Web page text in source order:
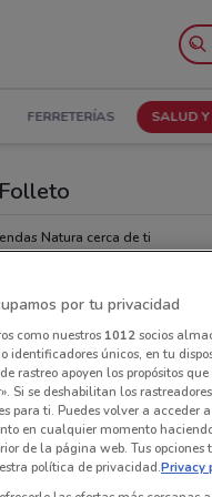
FERRETERÍAS SALUD
Natura cerca de ti
por tu privacidad
como nuestros 1012socios
identificadores únicos, en tu
rastreo apoyen los propósitos
Si se deshabilitan los
para ti. Puedes volver a acceder
en cualquier momento
de la página web. Tus
política de privacidad.Privacy